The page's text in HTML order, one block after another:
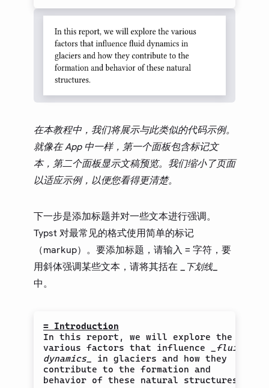
在本教程中，我们将展示与此类似的代码示例。
就像在 App 中一样，第一个面板包含标记文
本，第二个面板显示文稿预览。我们缩小了页面
以适应示例，以便您看得更清楚。
下一步是添加标题并对一些文本进行强调。
Typst 对最常见的格式使用简单的标记
（markup）。要添加标题，请输入 = 字符，要
用斜体强调某些文本，请将其括在
_下划线_
中。
= Introduction
In this report, we will explore the
various factors that influence
_fluid
dynamics_
in glaciers and how they
contribute to the formation and